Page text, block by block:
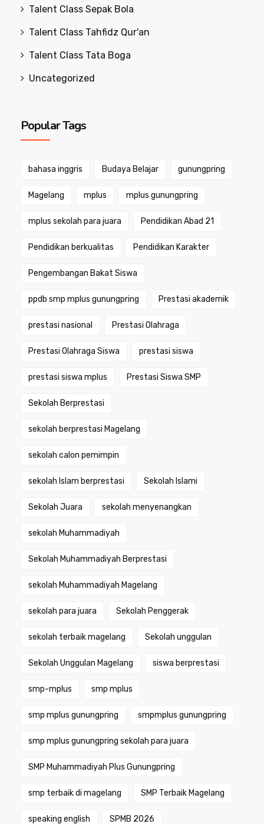
Talent Class Sepak Bola
Talent Class Tahfidz Qur'an
Talent Class Tata Boga
Uncategorized
Popular Tags
bahasa inggris Budaya Belajar gunungpring
Magelang mplus mplus gunungpring
mplus sekolah para juara Pendidikan Abad 21
Pendidikan berkualitas Pendidikan Karakter
Pengembangan Bakat Siswa
ppdb smp mplus gunungpring Prestasi akademik
prestasi nasional Prestasi Olahraga
Prestasi Olahraga Siswa prestasi siswa
prestasi siswa mplus Prestasi Siswa SMP
Sekolah Berprestasi
sekolah berprestasi Magelang
sekolah calon pemimpin
sekolah Islam berprestasi Sekolah Islami
Sekolah Juara sekolah menyenangkan
sekolah Muhammadiyah
Sekolah Muhammadiyah Berprestasi
sekolah Muhammadiyah Magelang
sekolah para juara Sekolah Penggerak
sekolah terbaik magelang Sekolah unggulan
Sekolah Unggulan Magelang siswa berprestasi
smp-mplus smp mplus
smp mplus gunungpring smpmplus gunungpring
smp mplus gunungpring sekolah para juara
SMP Muhammadiyah Plus Gunungpring
smp terbaik di magelang SMP Terbaik Magelang
speaking english SPMB 2026